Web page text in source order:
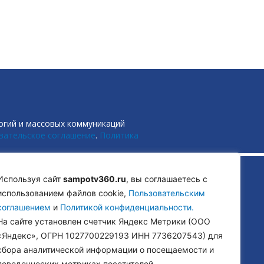
сайт sampotv360.ru, вы соглашаетесь с
файлов cookie, Пользовательским
и Политикой конфиденциальности.
сайте установлен счетчик Яндекс Метрики (ООО
ОГРН 1027700229193 ИНН 7736207543) для
аналитической информации о посещаемости и
и массовых коммуникаций
соглашение. Политика